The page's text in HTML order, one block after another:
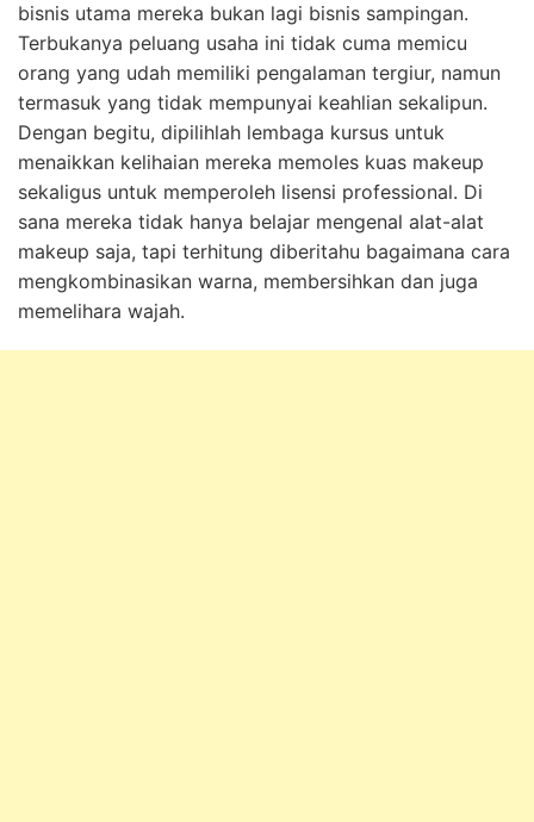
bisnis utama mereka bukan lagi bisnis sampingan.
Terbukanya peluang usaha ini tidak cuma memicu
orang yang udah memiliki pengalaman tergiur, namun
termasuk yang tidak mempunyai keahlian sekalipun.
Dengan begitu, dipilihlah lembaga kursus untuk
menaikkan kelihaian mereka memoles kuas makeup
sekaligus untuk memperoleh lisensi professional. Di
sana mereka tidak hanya belajar mengenal alat-alat
makeup saja, tapi terhitung diberitahu bagaimana cara
mengkombinasikan warna, membersihkan dan juga
memelihara wajah.